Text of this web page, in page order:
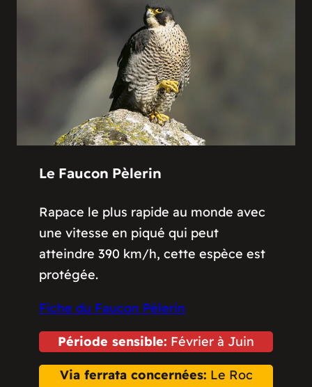
Le Faucon Pèlerin
Rapace le plus rapide au monde avec
une vitesse en piqué qui peut
atteindre 390 km/h, cette espèce est
protégée.
Fiche du Faucon Pèlerin
Période sensible: Février à Juin
Via ferrata concernées: Le Roc